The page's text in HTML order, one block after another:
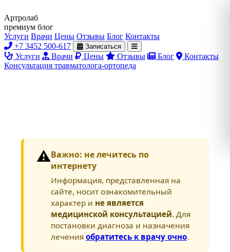
Артролаб
премиум блог
Услуги Врачи Цены Отзывы Блог Контакты
+7 3452 500-617
Записаться
Услуги Врачи Цены Отзывы Блог
Контакты
Консультация травматолога-ортопеда
⚠️Важно: не лечитесь по
интернету
Информация, представленная на
сайте, носит ознакомительный
характер и не является
медицинской консультацией. Для
постановки диагноза и назначения
лечения обратитесь к врачу очно.